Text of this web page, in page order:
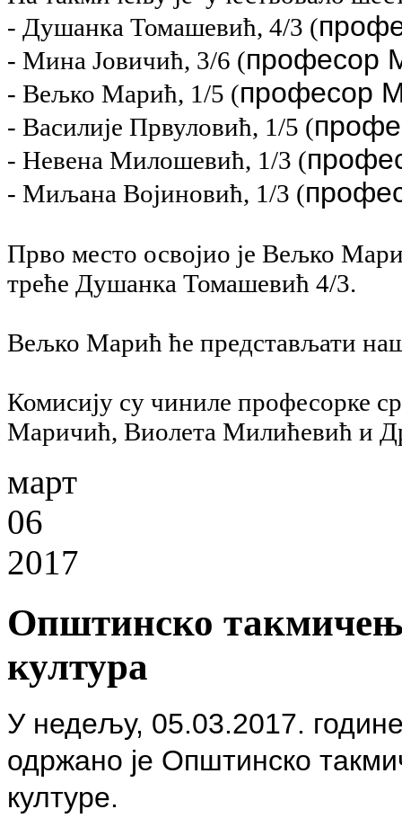
- Душанка Томашевић, 4/3 (
- Мина Јовичић, 3/6 (професор
- Вељко Марић, 1/5 (професор
- Василије Првуловић, 1/5 (
- Невена Милошевић, 1/3 (
- Миљана Војиновић, 1/3 (
Прво место освојио је Вељко
треће Душанка Томашевић 4/3.
Вељко Марић ће представљати
Комисију су чиниле професорке
Маричић, Виолета Милићевић и
март
06
2017
Општинско
култура
У недељу, 05.03.2017.
одржано је Општинско
културе.